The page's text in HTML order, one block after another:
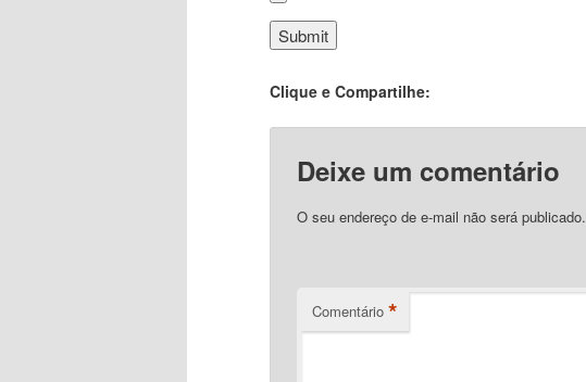
Clique e Compartilhe:
Deixe um comentário
O seu endereço de e-mail não será publicado.
Comentário *